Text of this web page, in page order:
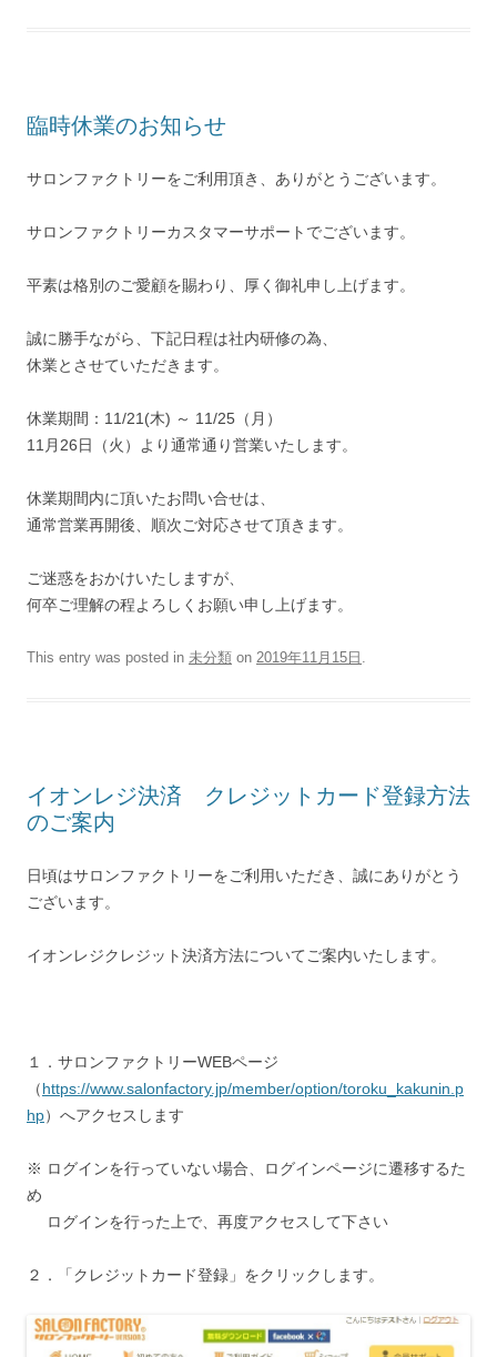
臨時休業のお知らせ
サロンファクトリーをご利用頂き、ありがとうございます。
サロンファクトリーカスタマーサポートでございます。
平素は格別のご愛顧を賜わり、厚く御礼申し上げます。
誠に勝手ながら、下記日程は社内研修の為、
休業とさせていただきます。
休業期間：11/21(木) ～ 11/25（月）
11月26日（火）より通常通り営業いたします。
休業期間内に頂いたお問い合せは、
通常営業再開後、順次ご対応させて頂きます。
ご迷惑をおかけいたしますが、
何卒ご理解の程よろしくお願い申し上げます。
This entry was posted in 未分類 on 2019年11月15日 .
イオンレジ決済 クレジットカード登録方法
のご案内
日頃はサロンファクトリーをご利用いただき、誠にありがとう
ございます。
イオンレジクレジット決済方法についてご案内いたします。
１．サロンファクトリーWEBページ
（https://www.salonfactory.jp/member/option/toroku_kakunin.p
hp）へアクセスします
※ ログインを行っていない場合、ログインページに遷移するた
め
ログインを行った上で、再度アクセスして下さい
２．「クレジットカード登録」をクリックします。